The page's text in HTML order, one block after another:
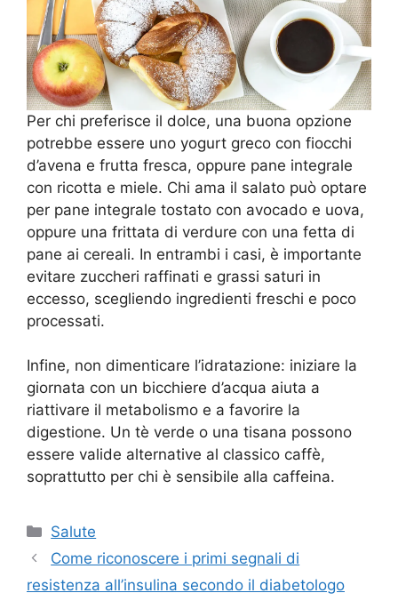
Per chi preferisce il dolce, una buona opzione
potrebbe essere uno yogurt greco con fiocchi
d’avena e frutta fresca, oppure pane integrale
con ricotta e miele. Chi ama il salato può optare
per pane integrale tostato con avocado e uova,
oppure una frittata di verdure con una fetta di
pane ai cereali. In entrambi i casi, è importante
evitare zuccheri raffinati e grassi saturi in
eccesso, scegliendo ingredienti freschi e poco
processati.
Infine, non dimenticare l’idratazione: iniziare la
giornata con un bicchiere d’acqua aiuta a
riattivare il metabolismo e a favorire la
digestione. Un tè verde o una tisana possono
essere valide alternative al classico caffè,
soprattutto per chi è sensibile alla caffeina.
Categorie
Salute
Come riconoscere i primi segnali di
resistenza all’insulina secondo il diabetologo